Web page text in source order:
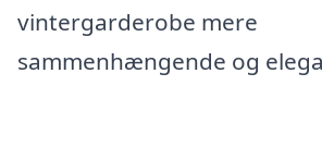
vintergarderobe mere
sammenhængende og